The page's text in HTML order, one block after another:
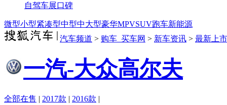
自驾车展口碑
微型小型紧凑型中型中大型豪华MPVSUV跑车新能源
汽车频道 > 购车_买车网 > 新车资讯 > 最新上市
一汽-大众高尔夫
全部在售 | 2017款 | 2016款 |